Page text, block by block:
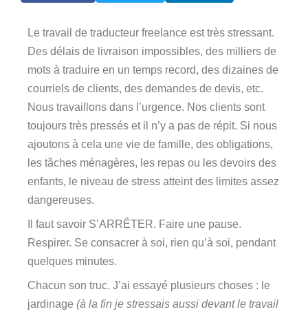
Le travail de traducteur freelance est très stressant.
Des délais de livraison impossibles, des milliers de
mots à traduire en un temps record, des dizaines de
courriels de clients, des demandes de devis, etc.
Nous travaillons dans l’urgence. Nos clients sont
toujours très pressés et il n’y a pas de répit. Si nous
ajoutons à cela une vie de famille, des obligations,
les tâches ménagères, les repas ou les devoirs des
enfants, le niveau de stress atteint des limites assez
dangereuses.
Il faut savoir S’ARRÊTER. Faire une pause.
Respirer. Se consacrer à soi, rien qu’à soi, pendant
quelques minutes.
Chacun son truc. J’ai essayé plusieurs choses : le
jardinage (à la fin je stressais aussi devant le travail